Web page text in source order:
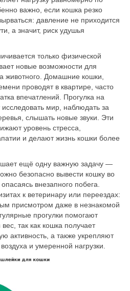
важно, если кошка резко
давление не приходится
а значит, риск удушья
только физической
новые возможности для
животного. Домашние кошки,
проводят в квартире, часто
впечатлений. Прогулка на
мир, наблюдать за
слышать новые звуки. Эти
уровень стресса,
и делают жизнь кошки более
ещё одну важную задачу —
безопасно вывести кошку во
внезапного побега.
к ветеринару или переездах:
присмотром даже в незнакомой
прогулки помогают
так как кошка получает
активность, а также укрепляют
и умеренной нагрузки.